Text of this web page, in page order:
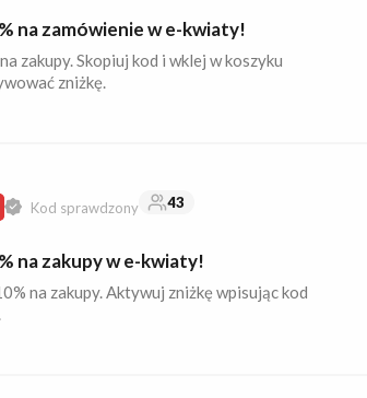
na zamówienie w e-kwiaty!
zakupy. Skopiuj kod i wklej w koszyku
zniżkę.
Kod sprawdzony 43
na zakupy w e-kwiaty!
na zakupy. Aktywuj zniżkę wpisując kod